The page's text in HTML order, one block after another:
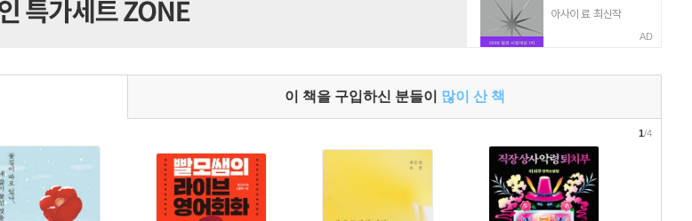
AD
이 책을 구입하신 분들이 많이 산 책
1/4